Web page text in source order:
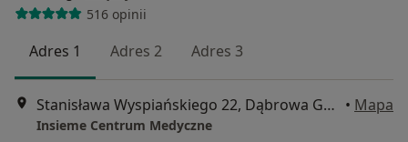
516 opinii
Adres 1 Adres 2 Adres 3
Stanisława Wyspiańskiego 22, Dąbrowa Górnicza • Mapa
Insieme Centrum Medyczne